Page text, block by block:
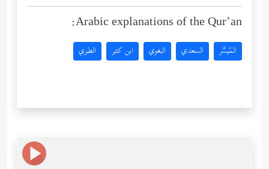
Arabic explanations of the Qur’an:
المُيسَّر السعدي البغوي ابن كثير الطبري